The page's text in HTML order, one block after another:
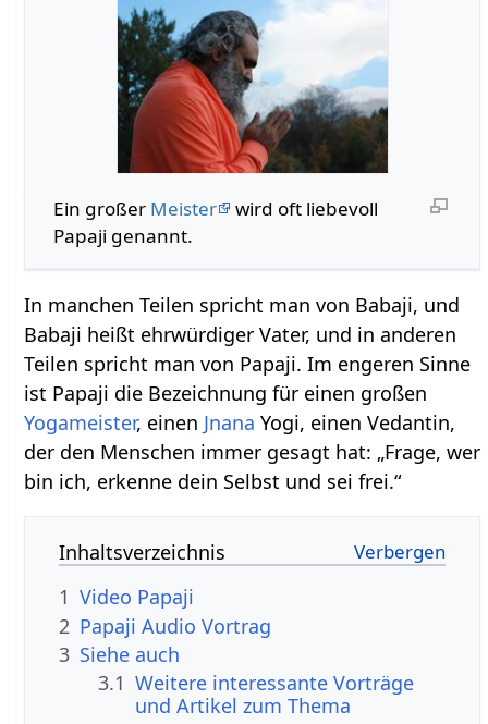
Ein großer Meister
wird oft liebevoll
Papaji genannt.
In manchen Teilen spricht man von Babaji, und
Babaji heißt ehrwürdiger Vater, und in anderen
Teilen spricht man von Papaji. Im engeren Sinne
ist Papaji die Bezeichnung für einen großen
Yogameister, einen Jnana Yogi, einen Vedantin,
der den Menschen immer gesagt hat: „Frage, wer
bin ich, erkenne dein Selbst und sei frei.“
Inhaltsverzeichnis
1 Video Papaji
2 Papaji Audio Vortrag
3 Siehe auch
3.1 Weitere interessante Vorträge
und Artikel zum Thema